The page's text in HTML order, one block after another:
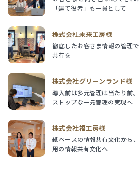
「建て役者」も一員として
株式会社未来工房様
徹底したお客さま情報の管理
共有を
株式会社グリーンランド様
導入前は多元管理は当たり前
ストップな一元管理の実現へ
株式会社福工房様
紙ベースの情報共有文化から
用の情報共有文化へ